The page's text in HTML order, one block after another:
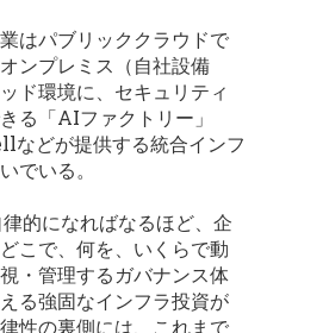
はパブリッククラウドで
ンプレミス（自社設備
ド環境に、セキュリティ
る「AIファクトリー」
などが提供する統合インフ
でいる。
的になればなるほど、企
こで、何を、いくらで動
・管理するガバナンス体
る強固なインフラ投資が
性の裏側には、これまで